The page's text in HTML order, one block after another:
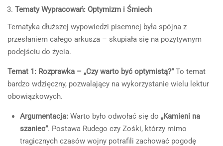
Tematy Wypracowań: Optymizm i Śmiech
Tematyka dłuższej wypowiedzi pisemnej była spójna z
przesłaniem całego arkusza – skupiała się na pozytywnym
podejściu do życia.
Temat 1: Rozprawka – „Czy warto być optymistą?”To temat
bardzo wdzięczny, pozwalający na wykorzystanie wielu lektur
obowiązkowych.
Argumentacja: Warto było odwołać się do „Kamieni na
szaniec”. Postawa Rudego czy Zośki, którzy mimo
tragicznych czasów wojny potrafili zachować pogodę